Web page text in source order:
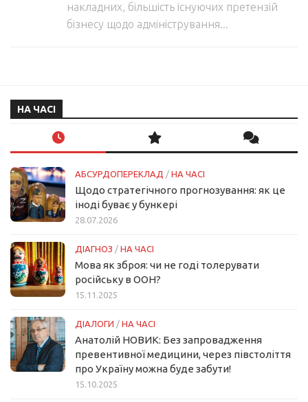
накладних, більшість існуючих претензій
бізнесу щодо адміністрування...
НА ЧАСІ
АБСУРДОПЕРЕКЛАД / НА ЧАСІ
Щодо стратегічного прогнозування: як це
іноді буває у бункері
28.07.2026
ДІАГНОЗ / НА ЧАСІ
Мова як зброя: чи не годі толерувати
російську в ООН?
15.11.2025
ДІАЛОГИ / НА ЧАСІ
Анатолій НОВИК: Без запровадження
превентивної медицини, через півстоліття
про Україну можна буде забути!
15.10.2025